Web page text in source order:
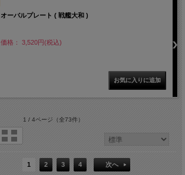
オーバルプレート ( 戦艦大和 )
価格： 3,520円(税込)
1 / 4ページ（全73件）
1 2 3 4 次へ